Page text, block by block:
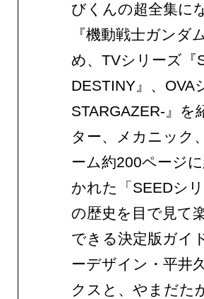
びくんの超全集に
『機動戦士ガンダ
め、TVシリーズ『
DESTINY』、OVA
STARGAZER-』を
ター、メカニック
ーム約200ページ
かれた「SEEDシ
の歴史を目で見て
できる決定版ガイ
ーデザイン・平井
クスと、やまだた